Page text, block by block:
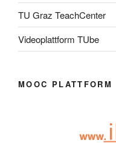
TU Graz TeachCenter
Videoplattform TUbe
MOOC PLATTFORM